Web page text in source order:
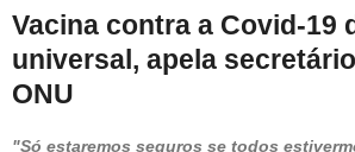
Vacina contra a Covid-19
universal, apela
ONU
"Só estaremos seguros se todos